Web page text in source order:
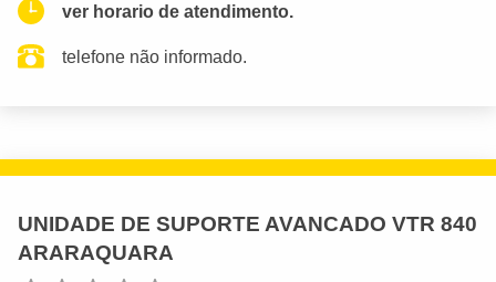
ver horario de atendimento.
telefone não informado.
UNIDADE DE SUPORTE AVANCADO VTR 840
ARARAQUARA